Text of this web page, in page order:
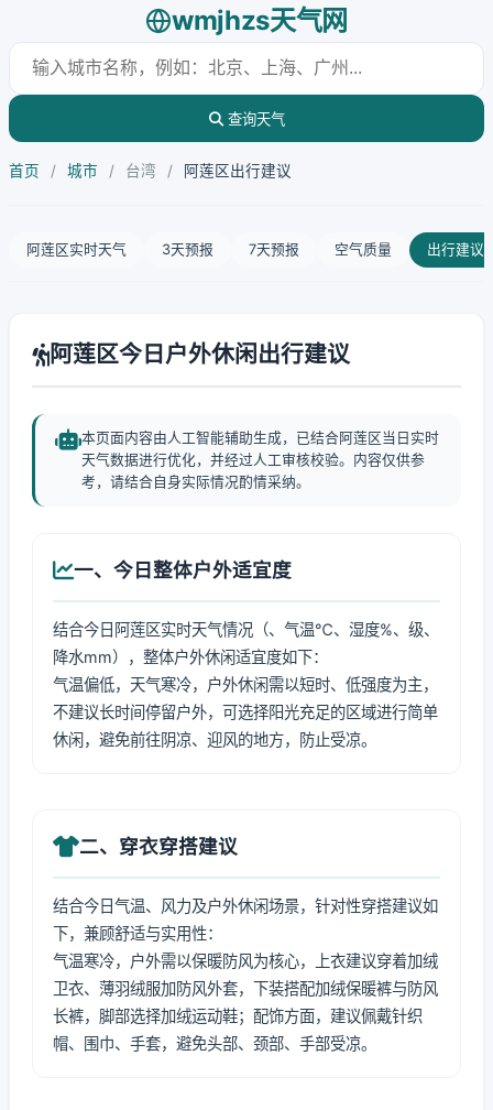
wmjhzs天气网
查询天气
首页 / 城市 / 台湾 / 阿莲区出行建议
阿莲区实时天气 3天预报 7天预报 空气质量 出行建议
阿莲区今日户外休闲出行建议
本页面内容由人工智能辅助生成，已结合阿莲区当日实时
天气数据进行优化，并经过人工审核校验。内容仅供参
考，请结合自身实际情况酌情采纳。
一、今日整体户外适宜度
结合今日阿莲区实时天气情况（、气温℃、湿度%、级、
降水mm），整体户外休闲适宜度如下：
气温偏低，天气寒冷，户外休闲需以短时、低强度为主，
不建议长时间停留户外，可选择阳光充足的区域进行简单
休闲，避免前往阴凉、迎风的地方，防止受凉。
二、穿衣穿搭建议
结合今日气温、风力及户外休闲场景，针对性穿搭建议如
下，兼顾舒适与实用性：
气温寒冷，户外需以保暖防风为核心，上衣建议穿着加绒
卫衣、薄羽绒服加防风外套，下装搭配加绒保暖裤与防风
长裤，脚部选择加绒运动鞋；配饰方面，建议佩戴针织
帽、围巾、手套，避免头部、颈部、手部受凉。